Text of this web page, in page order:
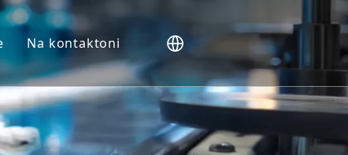
Na kontaktoni